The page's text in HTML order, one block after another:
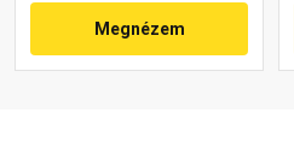
Megnézem